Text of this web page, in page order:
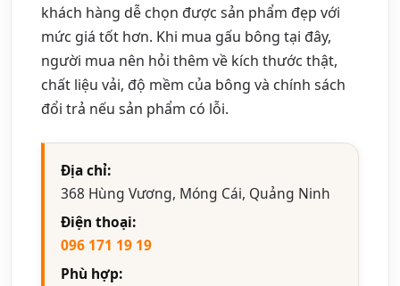
khách hàng dễ chọn được sản phẩm đẹp với
mức giá tốt hơn. Khi mua gấu bông tại đây,
người mua nên hỏi thêm về kích thước thật,
chất liệu vải, độ mềm của bông và chính sách
đổi trả nếu sản phẩm có lỗi.
Địa chỉ:
368 Hùng Vương, Móng Cái, Quảng Ninh
Điện thoại:
096 171 19 19
Phù hợp: